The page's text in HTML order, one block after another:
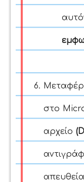
στο
αρχείο